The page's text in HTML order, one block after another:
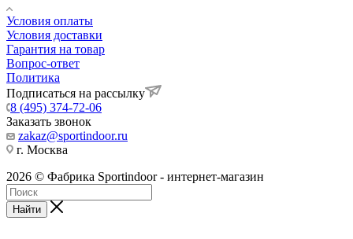
Условия оплаты
Условия доставки
Гарантия на товар
Вопрос-ответ
Политика
Подписаться на рассылку
8 (495) 374-72-06
Заказать звонок
zakaz@sportindoor.ru
г. Москва
2026 © Фабрика Sportindoor - интернет-магазин
Найти